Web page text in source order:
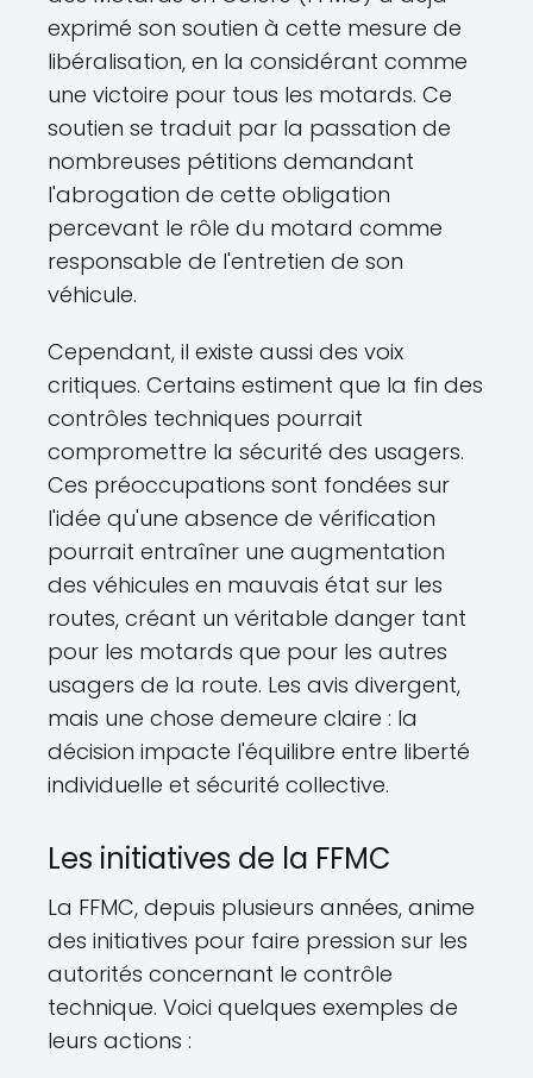
exprimé son soutien à cette mesure de
libéralisation, en la considérant comme
une victoire pour tous les motards. Ce
soutien se traduit par la passation de
nombreuses pétitions demandant
l'abrogation de cette obligation
percevant le rôle du motard comme
responsable de l'entretien de son
véhicule.
Cependant, il existe aussi des voix
critiques. Certains estiment que la fin des
contrôles techniques pourrait
compromettre la sécurité des usagers.
Ces préoccupations sont fondées sur
l'idée qu'une absence de vérification
pourrait entraîner une augmentation
des véhicules en mauvais état sur les
routes, créant un véritable danger tant
pour les motards que pour les autres
usagers de la route. Les avis divergent,
mais une chose demeure claire : la
décision impacte l'équilibre entre liberté
individuelle et sécurité collective.
Les initiatives de la FFMC
La FFMC, depuis plusieurs années, anime
des initiatives pour faire pression sur les
autorités concernant le contrôle
technique. Voici quelques exemples de
leurs actions :